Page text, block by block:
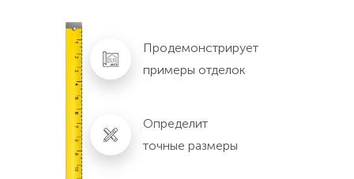
Продемонстрирует
примеры отделок
Определит
точные размеры